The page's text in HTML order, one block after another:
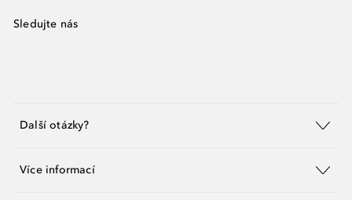
Sledujte nás
Další otázky?
Více informací